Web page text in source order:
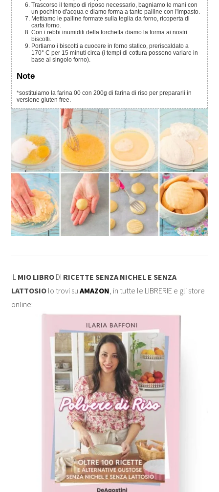
Trascorso il tempo di riposo necessario, bagniamo le mani con
un pochino d'acqua e diamo forma a tante palline con l'impasto.
Mettiamo le palline formate sulla teglia da forno, ricoperta di
carta forno.
Con i rebbi inumiditi della forchetta diamo la forma ai nostri
biscotti.
Portiamo i biscotti a cuocere in forno statico, preriscaldato a
170° C per 15 minuti circa (i tempi di cottura possono variare in
base al singolo forno).
Note
*sostituiamo la farina 00 con200g di farina di riso per prepararli in
versione gluten free.
IL MIO LIBRO DI RICETTE SENZA NICHEL E SENZA
LATTOSIO lo trovi suAMAZON , in tutte le LIBRERIE e gli store
online: